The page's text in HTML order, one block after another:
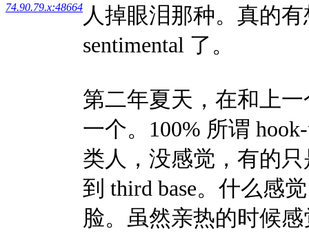
74.90.79.x:48664 人掉眼泪那种。真的
sentimental 了。
第二年夏天，在和上
一个。100% 所谓
类人，没感觉，有的
到 third base。什么感
脸。虽然亲热的时候